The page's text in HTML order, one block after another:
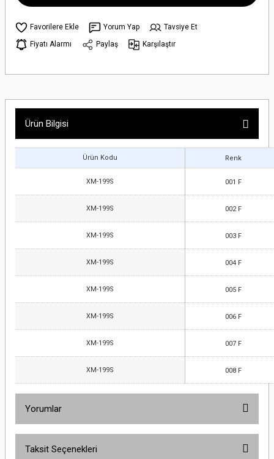
Yorum Yap
Tavsiye Et
Fiyatı Alarmı
Paylaş Karşılaştır
Ürün Bilgisi
Ürün Kodu Renk
XM-199S 001 F
XM-199S 002 F
XM-199S 003 F
XM-199S 004 F
XM-199S 005 F
XM-199S 006 F
XM-199S 007 F
XM-199S 008 F
Yorumlar
Taksit Seçenekleri